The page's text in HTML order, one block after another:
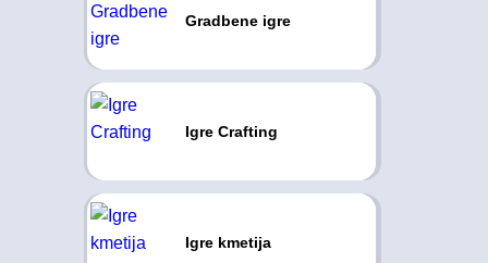
Gradbene igre
Igre Crafting
Igre kmetija